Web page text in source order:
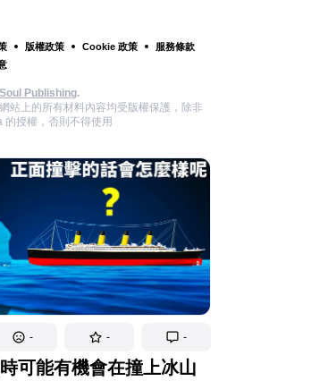
版權政策 Cookie 政策
服務條款
Publishing.
站上的所有材料內容均受版權保護，除非
授權，否則不得使用
- - -
可能有機會在撞上冰山